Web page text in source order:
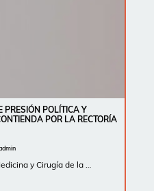
PRESIÓN POLÍTICA Y
POR LA RECTORÍA
y Cirugía de la …